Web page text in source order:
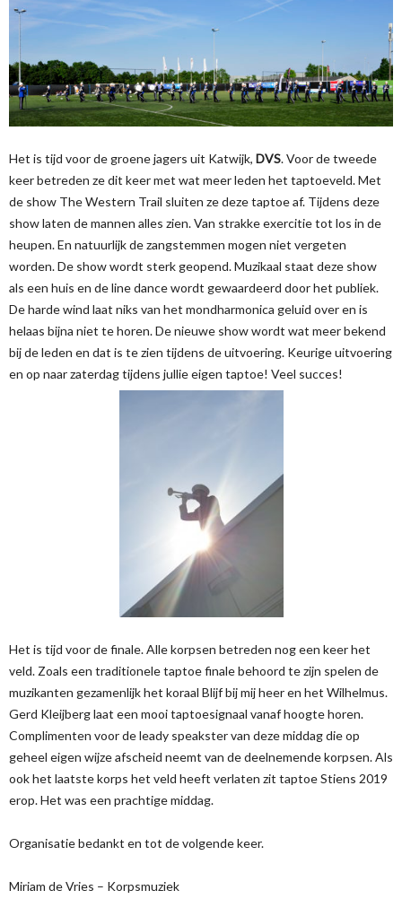
Het is tijd voor de groene jagers uit Katwijk, DVS. Voor de tweede
keer betreden ze dit keer met wat meer leden het taptoeveld. Met
de show The Western Trail sluiten ze deze taptoe af. Tijdens deze
show laten de mannen alles zien. Van strakke exercitie tot los in de
heupen. En natuurlijk de zangstemmen mogen niet vergeten
worden. De show wordt sterk geopend. Muzikaal staat deze show
als een huis en de line dance wordt gewaardeerd door het publiek.
De harde wind laat niks van het mondharmonica geluid over en is
helaas bijna niet te horen. De nieuwe show wordt wat meer bekend
bij de leden en dat is te zien tijdens de uitvoering. Keurige uitvoering
en op naar zaterdag tijdens jullie eigen taptoe! Veel succes!
Het is tijd voor de finale. Alle korpsen betreden nog een keer het
veld. Zoals een traditionele taptoe finale behoord te zijn spelen de
muzikanten gezamenlijk het koraal Blijf bij mij heer en het Wilhelmus.
Gerd Kleijberg laat een mooi taptoesignaal vanaf hoogte horen.
Complimenten voor de leady speakster van deze middag die op
geheel eigen wijze afscheid neemt van de deelnemende korpsen. Als
ook het laatste korps het veld heeft verlaten zit taptoe Stiens 2019
erop. Het was een prachtige middag.
Organisatie bedankt en tot de volgende keer.
Miriam de Vries – Korpsmuziek